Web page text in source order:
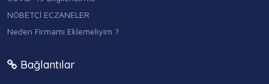
NÖBETÇİ ECZANELER
Neden Firmamı Eklemeliyim ?
Bağlantılar